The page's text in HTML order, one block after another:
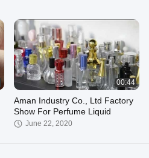
00:44
Aman Industry Co., Ltd Factory
Show For Perfume Liquid
June 22, 2020